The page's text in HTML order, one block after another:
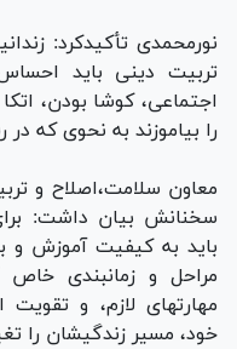
نورمحمدی تأكیدكرد:
تربیت دینی باید
اجتماعی، کوشا بودن،
را بیاموزند به نحوی که در
معاون سلامت،اصلاح و
سخنانش بیان داشت:
باید به کیفیت آموزش و
مراحل و زمانبندی
مهارتهای لازم، و
خود، مسیر زندگیشان را